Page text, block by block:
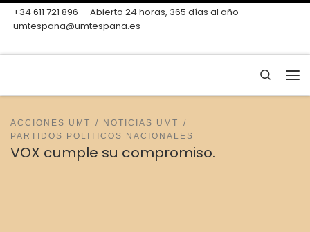
Skip to content
+34 611 721 896
Abierto 24 horas, 365 días al año
umtespana@umtespana.es
Search
ACCIONES UMT
NOTICIAS UMT
PARTIDOS POLITICOS NACIONALES
VOX cumple su compromiso.